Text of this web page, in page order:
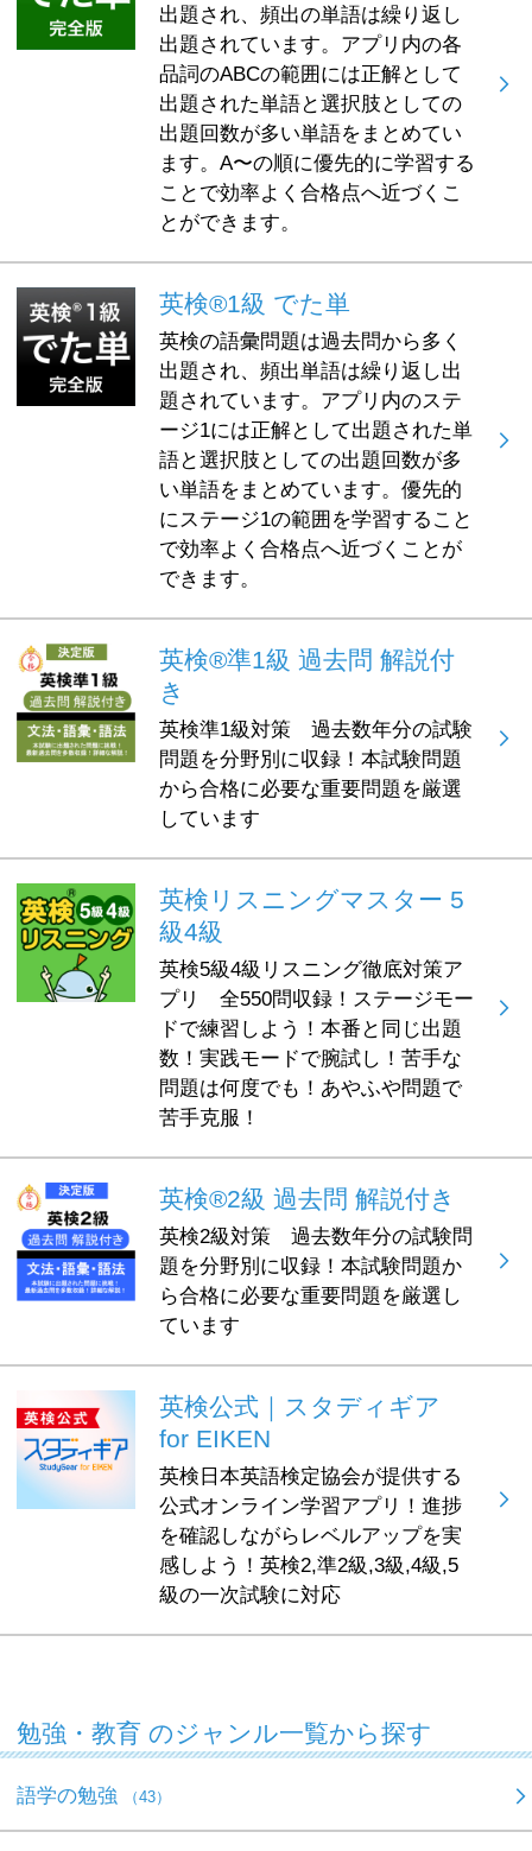
出題され、頻出の単語は繰り返し
出題されています。アプリ内の各
品詞のABCの範囲には正解として
出題された単語と選択肢としての
出題回数が多い単語をまとめてい
ます。A〜の順に優先的に学習する
ことで効率よく合格点へ近づくこ
とができます。
英検®1級 でた単
英検の語彙問題は過去問から多く
出題され、頻出単語は繰り返し出
題されています。アプリ内のステ
ージ1には正解として出題された単
語と選択肢としての出題回数が多
い単語をまとめています。優先的
にステージ1の範囲を学習すること
で効率よく合格点へ近づくことが
できます。
英検®準1級 過去問 解説付
き
英検準1級対策 過去数年分の試験
問題を分野別に収録！本試験問題
から合格に必要な重要問題を厳選
しています
英検リスニングマスター 5
級4級
英検5級4級リスニング徹底対策ア
プリ 全550問収録！ステージモー
ドで練習しよう！本番と同じ出題
数！実践モードで腕試し！苦手な
問題は何度でも！あやふや問題で
苦手克服！
英検®2級 過去問 解説付き
英検2級対策 過去数年分の試験問
題を分野別に収録！本試験問題か
ら合格に必要な重要問題を厳選し
ています
英検公式｜スタディギア
for EIKEN
英検日本英語検定協会が提供する
公式オンライン学習アプリ！進捗
を確認しながらレベルアップを実
感しよう！英検2,準2級,3級,4級,5
級の一次試験に対応
勉強・教育 のジャンル一覧から探す
語学の勉強 （43）